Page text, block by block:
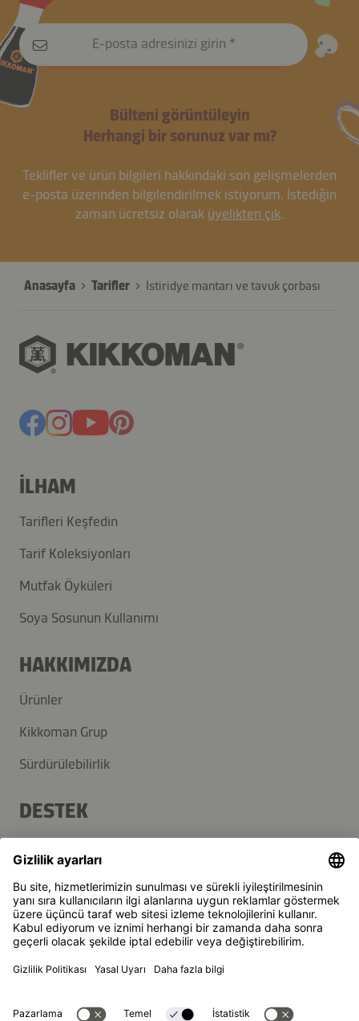
E-posta adresinizi girin
Bülteni görüntüleyin
Herhangi bir sorunuz var mı?
Teklifler ve ürün bilgileri hakkındaki son gelişmelerden
e-posta üzerinden bilgilendirilmek istiyorum. İstediğin
zaman ücretsiz olarak üyelikten çık.
Anasayfa Tarifler İstiridye mantarı ve tavuk çorbası
İLHAM
Tarifleri Keşfedin
Tarif Koleksiyonları
Mutfak Öyküleri
Soya Sosunun Kullanımı
HAKKIMIZDA
Ürünler
Kikkoman Grup
Sürdürülebilirlik
DESTEK
İletişim
Haber Bülteni
Kikkoman, Japon Kikkoman Corporation'ın, tescilli markasıdır.
Theodorstraße 180, 40472 Düsseldorf, Germany